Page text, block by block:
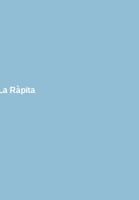
Ràpita